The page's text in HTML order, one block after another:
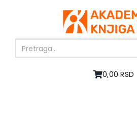
0,00 RSD